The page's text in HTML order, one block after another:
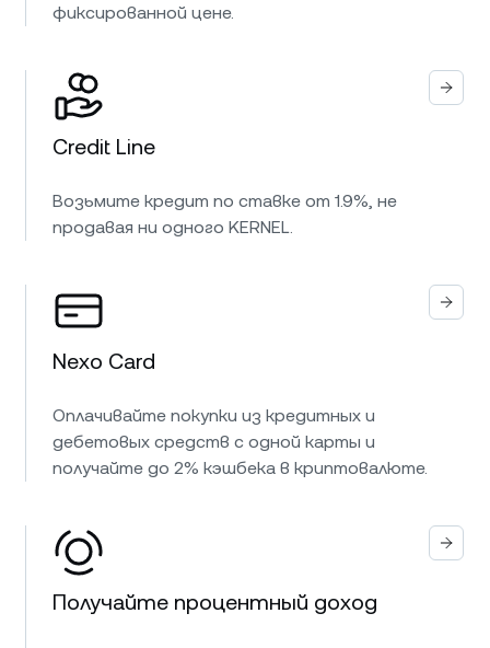
фиксированной цене.
Credit Line
Возьмите кредит по ставке от 1.9%, не
продавая ни одного KERNEL.
Nexo Card
Оплачивайте покупки из кредитных и
дебетовых средств с одной карты и
получайте до 2% кэшбека в криптовалюте.
Получайте процентный доход